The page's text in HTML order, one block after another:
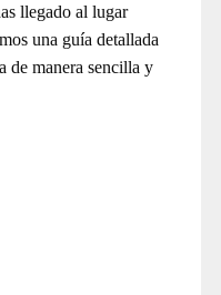
llegado al lugar
una guía detallada
de manera sencilla y